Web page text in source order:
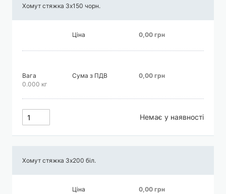
Хомут стяжка 3х150 чорн.
Ціна 0,00 грн
Вага
0.000 кг
Сума з ПДВ 0,00 грн
Немає у наявності
Хомут стяжка 3х200 біл.
Ціна 0,00 грн